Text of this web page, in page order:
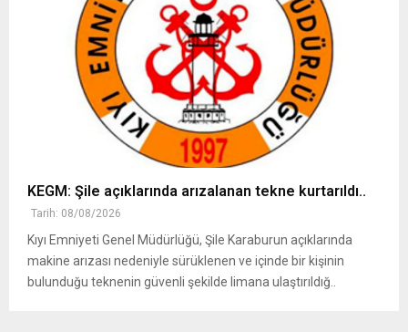
KEGM: Şile açıklarında arızalanan tekne kurtarıldı..
Tarih: 08/08/2026
Kıyı Emniyeti Genel Müdürlüğü, Şile Karaburun açıklarında
makine arızası nedeniyle sürüklenen ve içinde bir kişinin
bulunduğu teknenin güvenli şekilde limana ulaştırıldığ..